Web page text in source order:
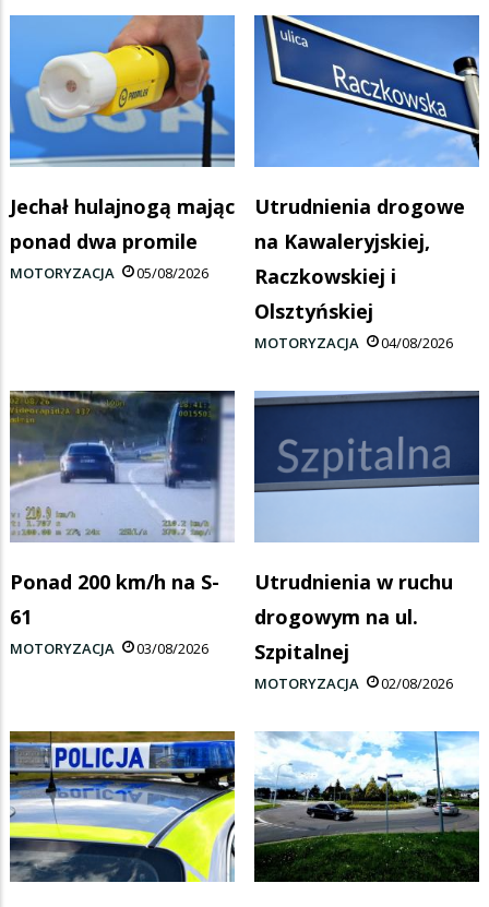
Jechał hulajnogą mając
ponad dwa promile
MOTORYZACJA 05/08/2026
Utrudnienia drogowe
na Kawaleryjskiej,
Raczkowskiej i
Olsztyńskiej
MOTORYZACJA 04/08/2026
Ponad 200 km/h na S-
61
MOTORYZACJA 03/08/2026
Utrudnienia w ruchu
drogowym na ul.
Szpitalnej
MOTORYZACJA 02/08/2026